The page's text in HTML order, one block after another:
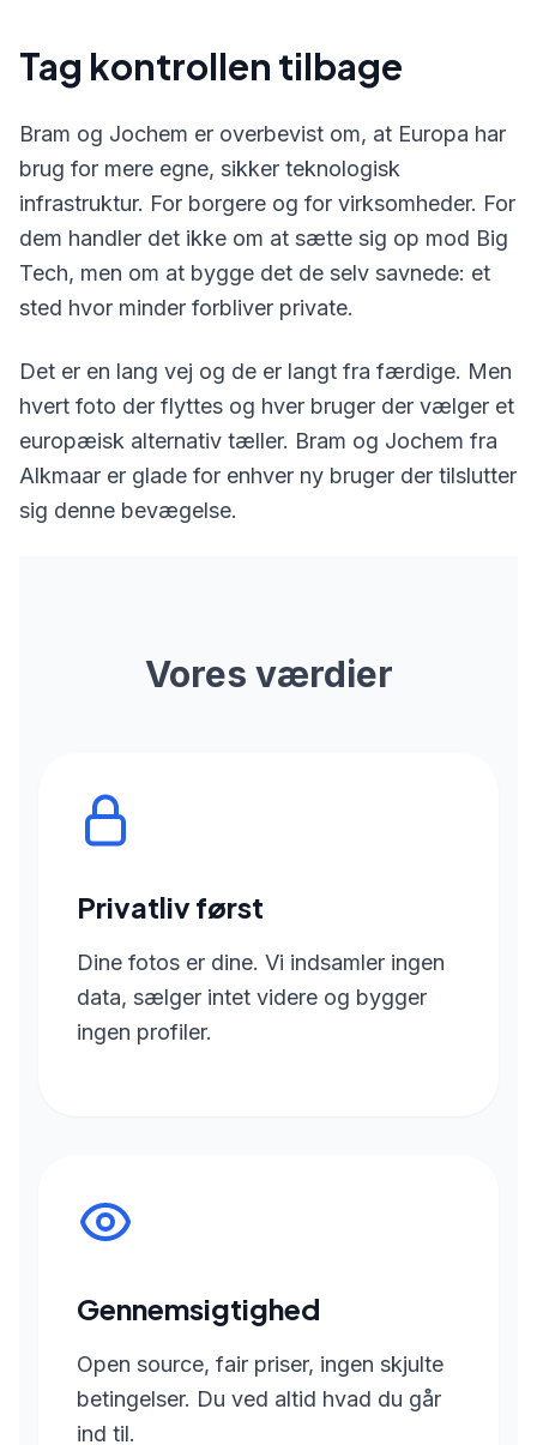
Tag kontrollen tilbage
Bram og Jochem er overbevist om, at Europa har
brug for mere egne, sikker teknologisk
infrastruktur. For borgere og for virksomheder. For
dem handler det ikke om at sætte sig op mod Big
Tech, men om at bygge det de selv savnede: et
sted hvor minder forbliver private.
Det er en lang vej og de er langt fra færdige. Men
hvert foto der flyttes og hver bruger der vælger et
europæisk alternativ tæller. Bram og Jochem fra
Alkmaar er glade for enhver ny bruger der tilslutter
sig denne bevægelse.
Vores værdier
Privatliv først
Dine fotos er dine. Vi indsamler ingen
data, sælger intet videre og bygger
ingen profiler.
Gennemsigtighed
Open source, fair priser, ingen skjulte
betingelser. Du ved altid hvad du går
ind til.